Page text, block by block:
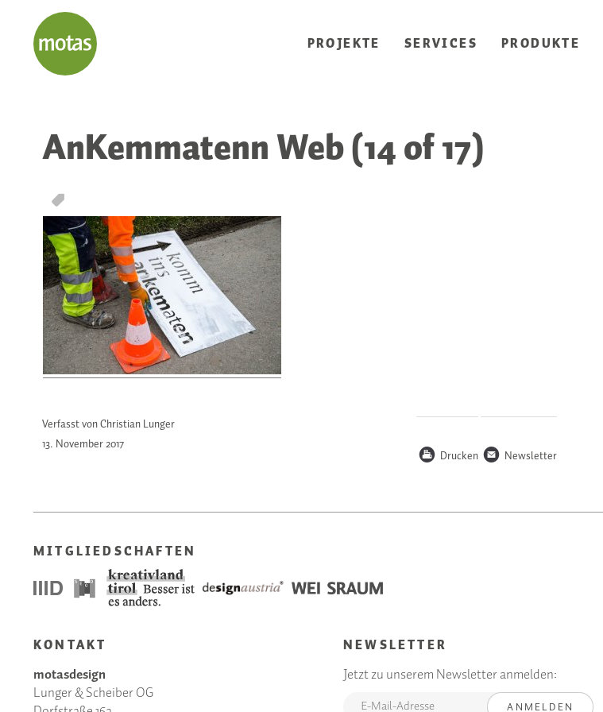
PROJEKTE SERVICES PRODUKTE
AnKemmatenn Web (14 of 17)
T
Verfasst von Christian Lunger
13. November2017 P Drucken n Newsletter
MITGLIEDSCHAFTEN
KONTAKT
motasdesign
Lunger & Scheiber OG
NEWSLETTER
Jetzt zu unserem Newsletter anmelden:
ANMELDEN